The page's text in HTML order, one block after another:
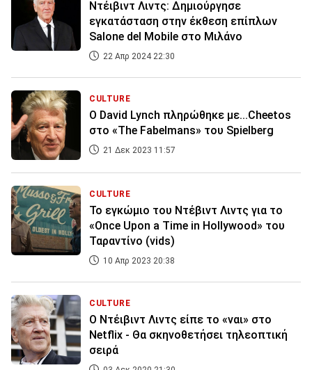
Ντέιβιντ Λιντς: Δημιούργησε
εγκατάσταση στην έκθεση επίπλων
Salone del Mobile στο Μιλάνο
22 Απρ 2024 22:30
CULTURE
Ο David Lynch πληρώθηκε με...Cheetos
στο «The Fabelmans» του Spielberg
21 Δεκ 2023 11:57
CULTURE
Το εγκώμιο του Ντέβιντ Λιντς για το
«Once Upon a Time in Hollywood» του
Ταραντίνο (vids)
10 Απρ 2023 20:38
CULTURE
Ο Ντέιβιντ Λιντς είπε το «ναι» στο
Netflix - Θα σκηνοθετήσει τηλεοπτική
σειρά